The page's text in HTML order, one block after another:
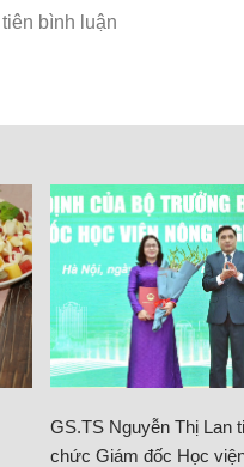
GS.TS Nguyễn Thị Lan
chức Giám đốc Học